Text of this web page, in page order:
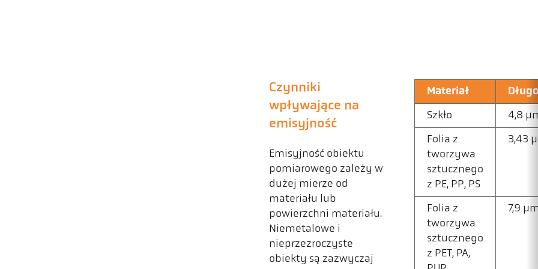
Czynniki
wpływające na
emisyjność
Emisyjność obiektu
pomiarowego zależy w
dużej mierze od
materiału lub
powierzchni materiału.
Niemetalowe i
nieprzezroczyste
obiekty są zazwyczaj
Materiał
Szkło 4,8 µm
Folia z
tworzywa
sztucznego
z PE, PP, PS
3,43
Folia z
tworzywa
sztucznego
z PET, PA,
7,9 µm